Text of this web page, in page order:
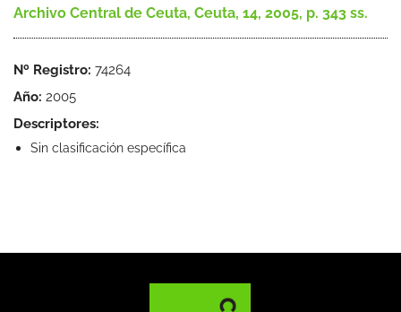
Archivo Central de Ceuta, Ceuta, 14, 2005, p. 343 ss.
Nº Registro: 74264
Año: 2005
Descriptores:
Sin clasificación específica